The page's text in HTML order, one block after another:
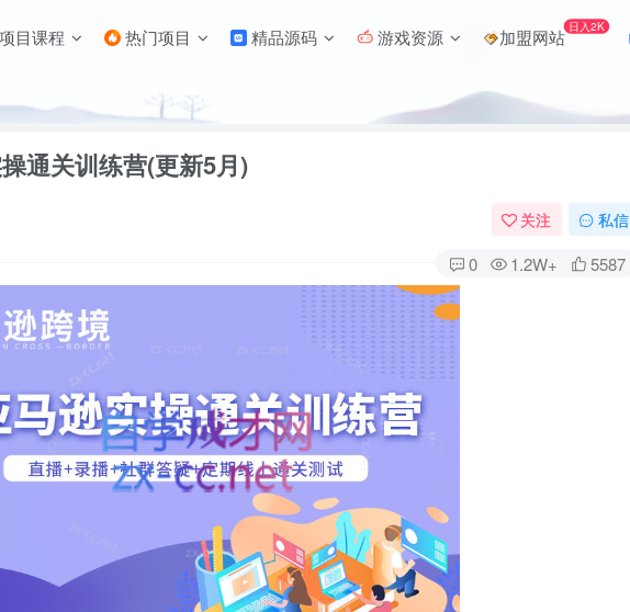
目课程 热门项目 精品源码 游戏资源 加盟网站 日入2K
通关训练营(更新5月)
关注 私信
0 1.2W+ 5587